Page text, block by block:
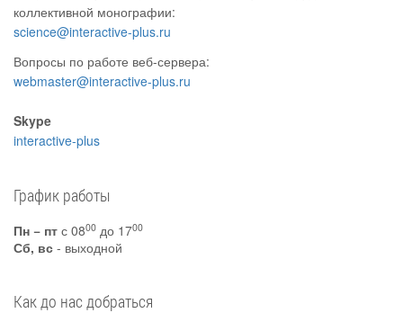
коллективной монографии:
science@interactive-plus.ru
Вопросы по работе веб-сервера:
webmaster@interactive-plus.ru
Skype
interactive-plus
График работы
Пн − пт с 0800 до 1700
Сб, вс - выходной
Как до нас добраться